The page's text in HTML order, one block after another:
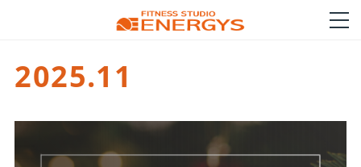
2025.11